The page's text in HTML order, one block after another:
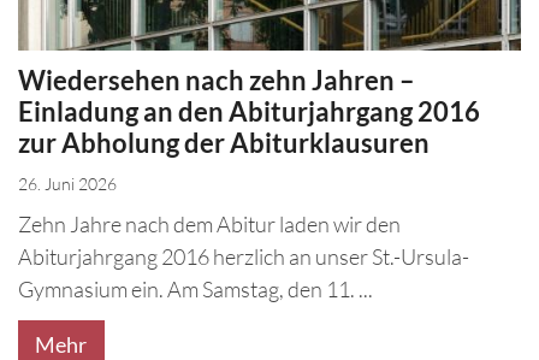
Wiedersehen nach zehn Jahren –
Einladung an den Abiturjahrgang 2016
zur Abholung der Abiturklausuren
26. Juni 2026
Zehn Jahre nach dem Abitur laden wir den
Abiturjahrgang 2016 herzlich an unser St.-Ursula-
Gymnasium ein. Am Samstag, den 11. ...
Mehr